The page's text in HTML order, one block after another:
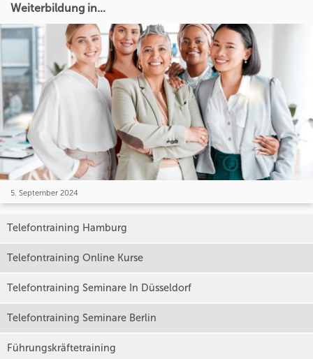
Weiterbildung in...
5. September 2024
Telefontraining Hamburg
Telefontraining Online Kurse
Telefontraining Seminare In Düsseldorf
Telefontraining Seminare Berlin
Führungskräftetraining